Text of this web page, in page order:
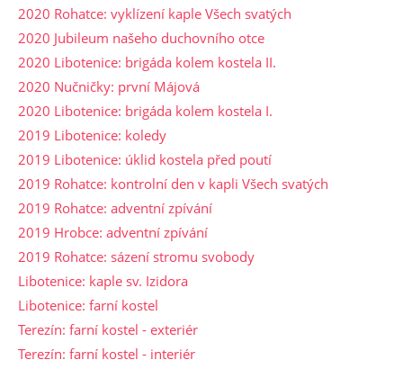
2020 Rohatce: vyklízení kaple Všech svatých
2020 Jubileum našeho duchovního otce
2020 Libotenice: brigáda kolem kostela II.
2020 Nučničky: první Májová
2020 Libotenice: brigáda kolem kostela I.
2019 Libotenice: koledy
2019 Libotenice: úklid kostela před poutí
2019 Rohatce: kontrolní den v kapli Všech svatých
2019 Rohatce: adventní zpívání
2019 Hrobce: adventní zpívání
2019 Rohatce: sázení stromu svobody
Libotenice: kaple sv. Izidora
Libotenice: farní kostel
Terezín: farní kostel - exteriér
Terezín: farní kostel - interiér